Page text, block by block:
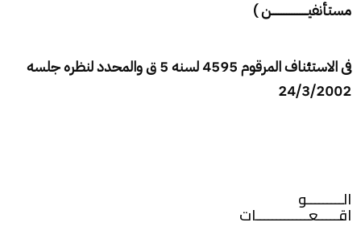
مستأنفيــــــــــــــــــــــن )
فى الاستئناف المرقوم 4595 لسنه 5 ق والمحدد لنظره جلسه
24/3/2002
الـــــــــو
اقـــــعـــــــــــــات